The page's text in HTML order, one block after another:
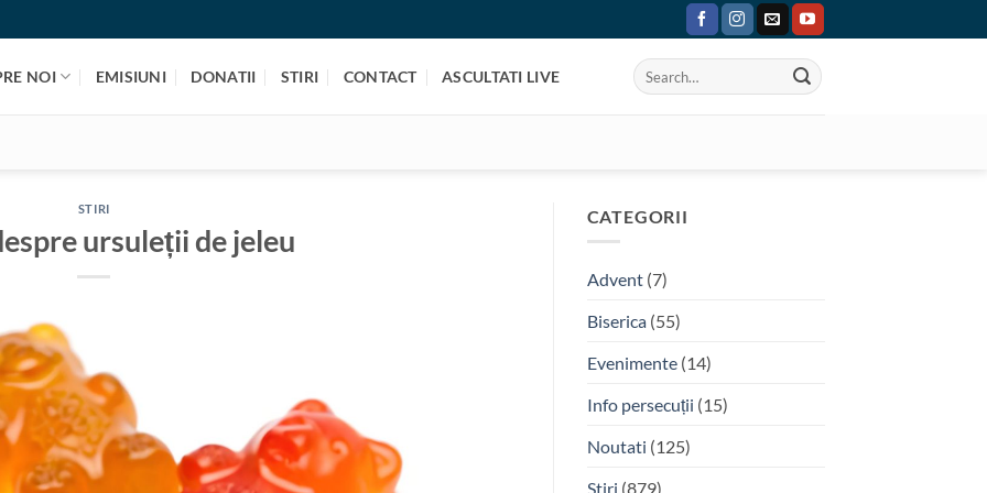
NOI EMISIUNI DONATII STIRI CONTACT ASCULTATI LIVE
STIRI
ursuleții de jeleu
CATEGORII
Advent(7)
Biserica(55)
Evenimente(14)
Info persecuții (15)
Noutati (125)
Stiri (879)